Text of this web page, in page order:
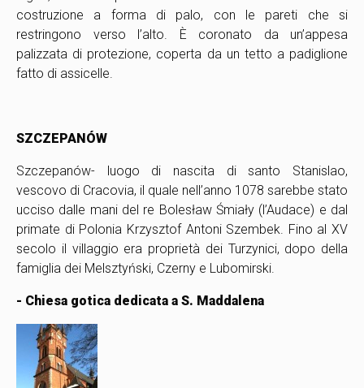
costruzione a forma di palo, con le pareti che si
restringono verso l’alto. È coronato da un’appesa
palizzata di protezione, coperta da un tetto a padiglione
fatto di assicelle.
SZCZEPANÓW
Szczepanów- luogo di nascita di santo Stanislao,
vescovo di Cracovia, il quale nell’anno 1078 sarebbe stato
ucciso dalle mani del re Bolesław Śmiały (l’Audace) e dal
primate di Polonia Krzysztof Antoni Szembek. Fino al XV
secolo il villaggio era proprietà dei Turzynici, dopo della
famiglia dei Melsztyński, Czerny e Lubomirski.
- Chiesa gotica dedicata a S. Maddalena